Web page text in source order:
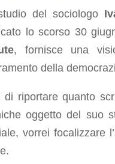
del sociologo
lo scorso 30
, fornisce una
della
di riportare quanto
oggetto del suo
vorrei focalizzare